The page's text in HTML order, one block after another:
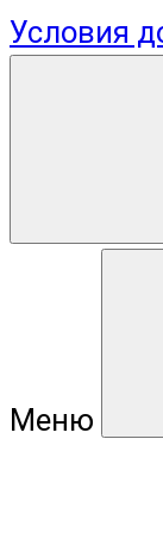
Условия
Меню